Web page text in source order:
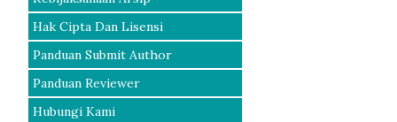
Hak Cipta Dan Lisensi
Panduan Submit Author
Panduan Reviewer
Hubungi Kami